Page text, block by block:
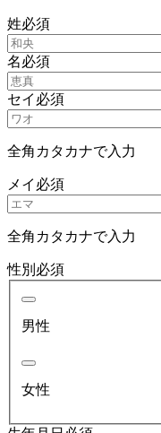
姓必須
名必須
セイ 必須
全角カタカナで入力
メイ 必須
全角カタカナで入力
性別 必須
男性
女性